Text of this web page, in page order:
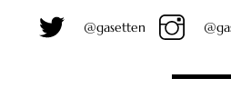
@gasetten